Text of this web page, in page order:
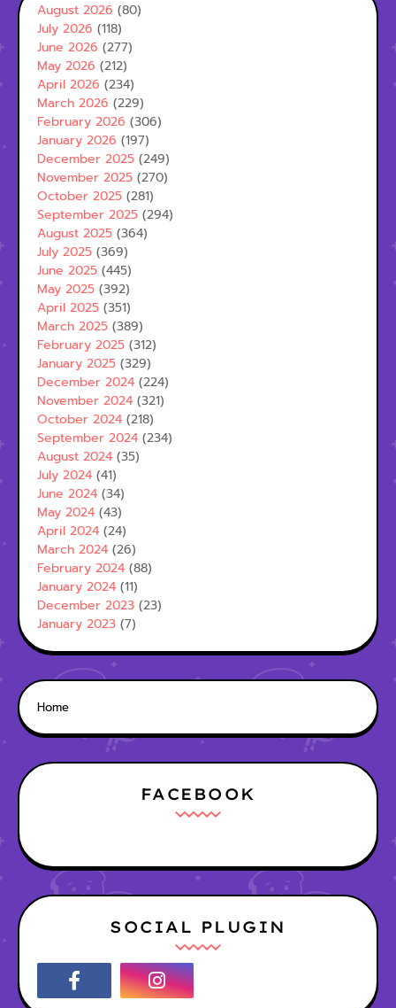
August 2026 (80)
July 2026 (118)
June 2026 (277)
May 2026 (212)
April 2026 (234)
March 2026 (229)
February 2026 (306)
January 2026 (197)
December 2025 (249)
November 2025 (270)
October 2025 (281)
September 2025 (294)
August 2025 (364)
July 2025 (369)
June 2025 (445)
May 2025 (392)
April 2025 (351)
March 2025 (389)
February 2025 (312)
January 2025 (329)
December 2024 (224)
November 2024 (321)
October 2024 (218)
September 2024 (234)
August 2024 (35)
July 2024 (41)
June 2024 (34)
May 2024 (43)
April 2024 (24)
March 2024 (26)
February 2024 (88)
January 2024 (11)
December 2023 (23)
January 2023 (7)
Home
FACEBOOK
SOCIAL PLUGIN